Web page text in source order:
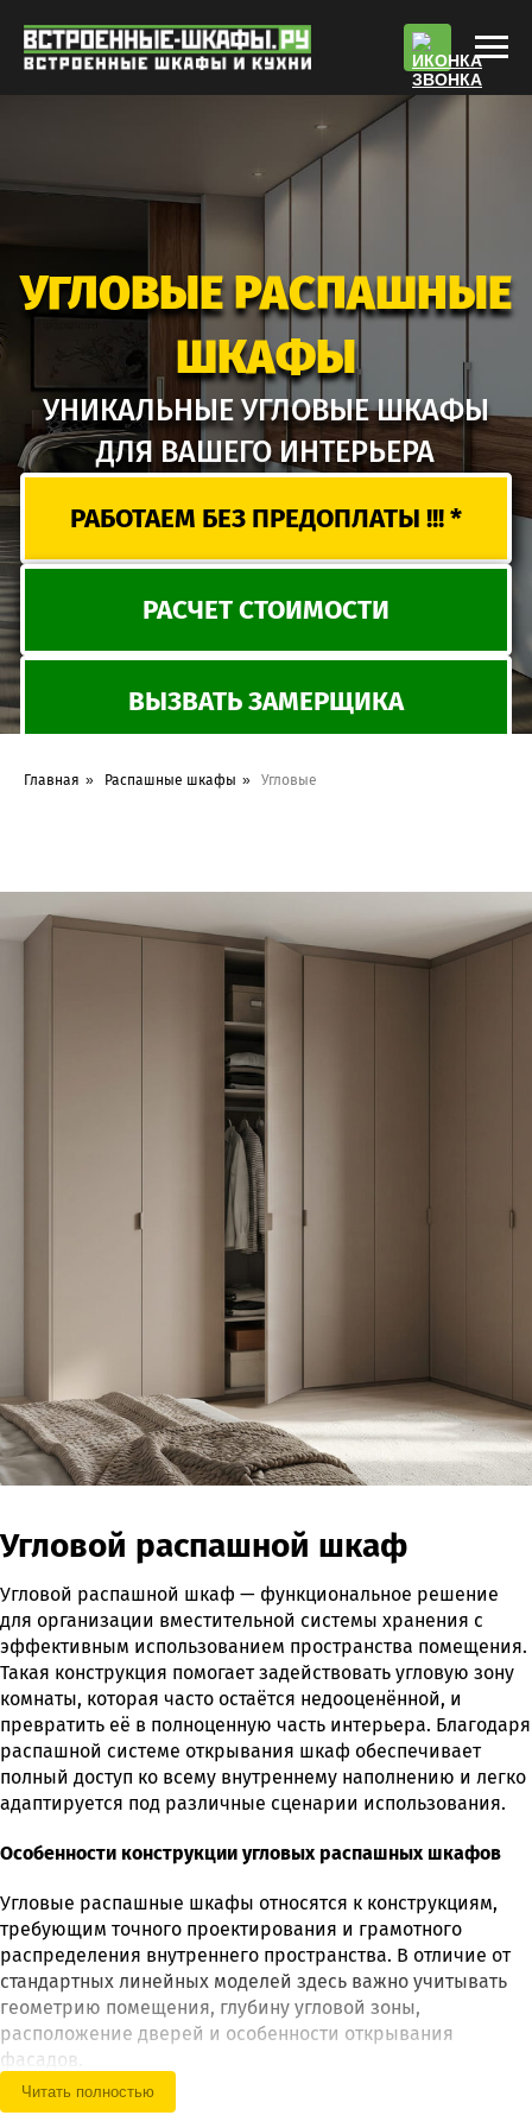
УГЛОВЫЕ РАСПАШНЫЕ
УНИКАЛЬНЫЕ УГЛОВЫЕ ШКАФЫ
ДЛЯ ВАШЕГО ИНТЕРЬЕРА
РАБОТАЕМ БЕЗ ПРЕДОПЛАТЫ !!! *
РАСЧЕТ СТОИМОСТИ
Главная » Распашные шкафы » Угловые
Угловой распашной шкаф
Угловой распашной шкаф — функциональное решение
для организации вместительной системы хранения с
эффективным использованием пространства помещения.
Такая конструкция помогает задействовать угловую зону
комнаты, которая часто остаётся недооценённой, и
превратить её в полноценную часть интерьера. Благодаря
распашной системе открывания шкаф обеспечивает
полный доступ ко всему внутреннему наполнению и легко
адаптируется под различные сценарии использования.
Особенности конструкции угловых распашных шкафов
Угловые распашные шкафы относятся к конструкциям,
требующим точного проектирования и грамотного
распределения внутреннего пространства. В отличие от
стандартных линейных моделей здесь важно учитывать
геометрию помещения, глубину угловой зоны,
расположение дверей и особенности открывания
фасадов.
Наши специалисты ещё на этапе проектирования
Читать полностью